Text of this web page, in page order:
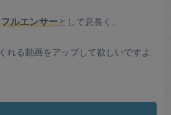
ルエンサーとして息長く、
れる動画をアップして欲しいですよ